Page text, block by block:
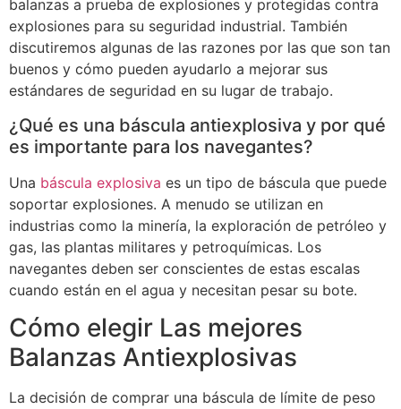
balanzas a prueba de explosiones y protegidas contra
explosiones para su seguridad industrial. También
discutiremos algunas de las razones por las que son tan
buenos y cómo pueden ayudarlo a mejorar sus
estándares de seguridad en su lugar de trabajo.
¿Qué es una báscula antiexplosiva y por qué
es importante para los navegantes?
Una báscula explosiva es un tipo de báscula que puede
soportar explosiones. A menudo se utilizan en
industrias como la minería, la exploración de petróleo y
gas, las plantas militares y petroquímicas. Los
navegantes deben ser conscientes de estas escalas
cuando están en el agua y necesitan pesar su bote.
Cómo elegir Las mejores
Balanzas Antiexplosivas
La decisión de comprar una báscula de límite de peso